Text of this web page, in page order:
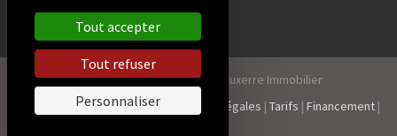
»Terrains
2026, Tous droits réservés Auxerre Immobilier
Politique de confidentialité
Mentions Légales | Tarifs | Financement |
Tout accepter
Tout refuser
Personnaliser